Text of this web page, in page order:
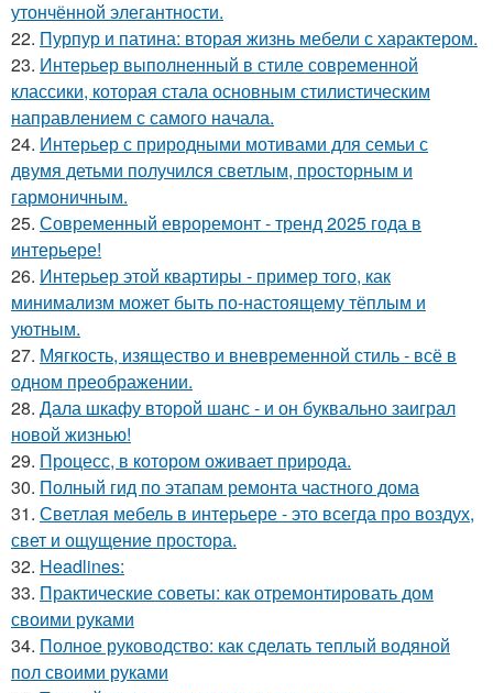
утончённой элегантности.
22. Пурпур и патина: вторая жизнь мебели с характером.
23. Интерьер выполненный в стиле современной
классики, которая стала основным стилистическим
направлением с самого начала.
24. Интерьер с природными мотивами для семьи с
двумя детьми получился светлым, просторным и
гармоничным.
25. Современный евроремонт - тренд 2025 года в
интерьере!
26. Интерьер этой квартиры - пример того, как
минимализм может быть по-настоящему тёплым и
уютным.
27. Мягкость, изящество и вневременной стиль - всё в
одном преображении.
28. Дала шкафу второй шанс - и он буквально заиграл
новой жизнью!
29. Процесс, в котором оживает природа.
30. Полный гид по этапам ремонта частного дома
31. Светлая мебель в интерьере - это всегда про воздух,
свет и ощущение простора.
32. Headlines:
33. Практические советы: как отремонтировать дом
своими руками
34. Полное руководство: как сделать теплый водяной
пол своими руками